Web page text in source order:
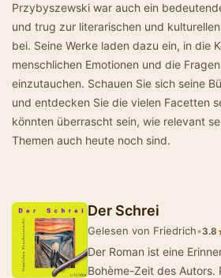
Przybyszewski war auch ein
und trug zur literarischen und
bei. Seine Werke laden dazu ein, in die
menschlichen Emotionen und die
einzutauchen. Schauen Sie sich seine
und entdecken Sie die vielen Facetten
könnten überrascht sein, wie relevant
Themen auch heute noch sind.
Der Schrei
Gelesen von Friedrich•3.8
Der Roman ist eine
Bohème-Zeit des